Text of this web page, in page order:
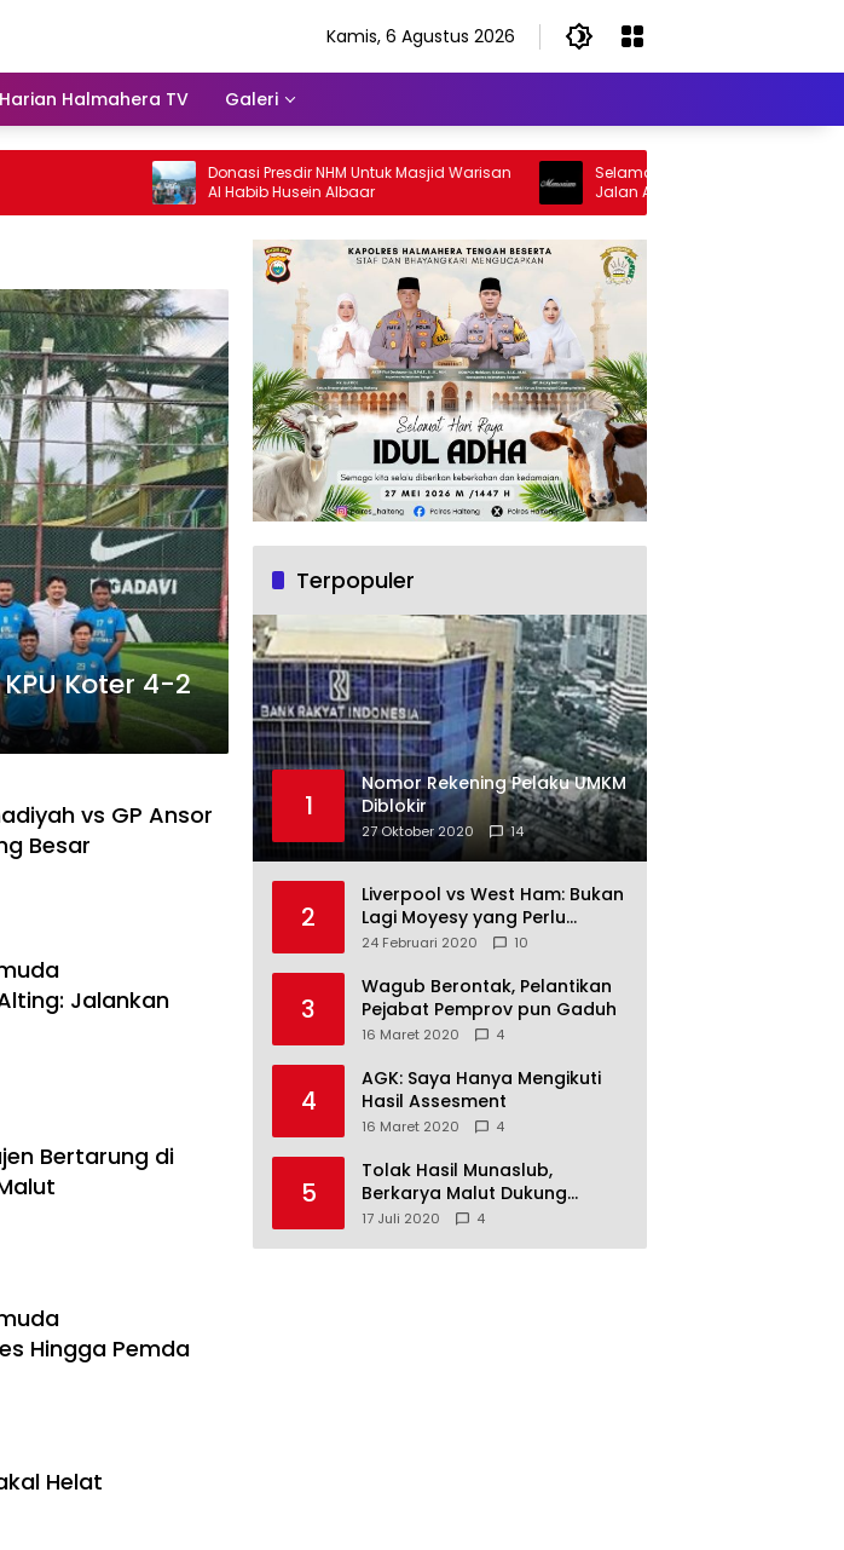
Kamis, 6 Agustus 2026
Harian Halmahera TV Galeri
Donasi Presdir NHM Untuk Masjid Warisan
Al Habib Husein Albaar
Selamat Jalan Sang Inspirator, Selamat
Jalan Abangku Yuslam Idris
Koter 4-2
vs GP Ansor
Besar
Jalankan
Bertarung di
Hingga Pemda
Helat
Terpopuler
1
Nomor Rekening Pelaku UMKM
Diblokir
27 Oktober 2020 14
2
Liverpool vs West Ham: Bukan
Lagi Moyesy yang Perlu
Ditakuti
24 Februari 2020 10
3
Wagub Berontak, Pelantikan
Pejabat Pemprov pun Gaduh
16 Maret 2020 4
4
AGK: Saya Hanya Mengikuti
Hasil Assesment
16 Maret 2020 4
5
Tolak Hasil Munaslub,
Berkarya Malut Dukung
Tommy Soeharto
17 Juli 2020 4